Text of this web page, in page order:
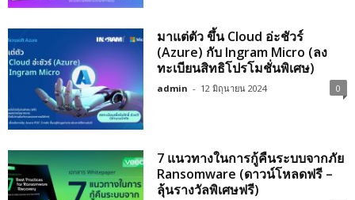
มาแต่ตัว ขึ้น Cloud อ่ะชัวร์
(Azure) กับ Ingram Micro (ลง
ทะเบียนสิทธิโปรโมชั่นพิเศษ)
admin - 12 มิถุนายน 2024 0
7 แนวทางในการกู้คืนระบบจากภัย
Ransomware (ดาวน์โหลดฟรี –
ลุ้นรางวัลพิเศษฟรี)